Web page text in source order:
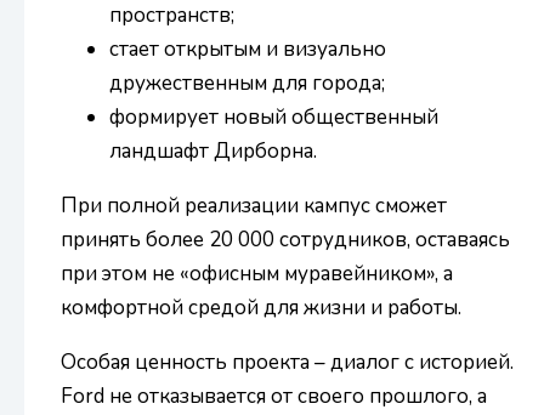
пространств;
стает открытым и визуально
дружественным для города;
формирует новый общественный
ландшафт Дирборна.
При полной реализации кампус сможет
принять более 20 000 сотрудников, оставаясь
при этом не «офисным муравейником», а
комфортной средой для жизни и работы.
Особая ценность проекта – диалог с историей.
Ford не отказывается от своего прошлого, а